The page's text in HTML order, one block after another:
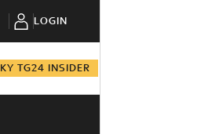
LOGIN
TG24 INSIDER